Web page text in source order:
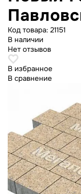
Код товара: 21151
В наличии
Нет отзывов
В избранное
В сравнение